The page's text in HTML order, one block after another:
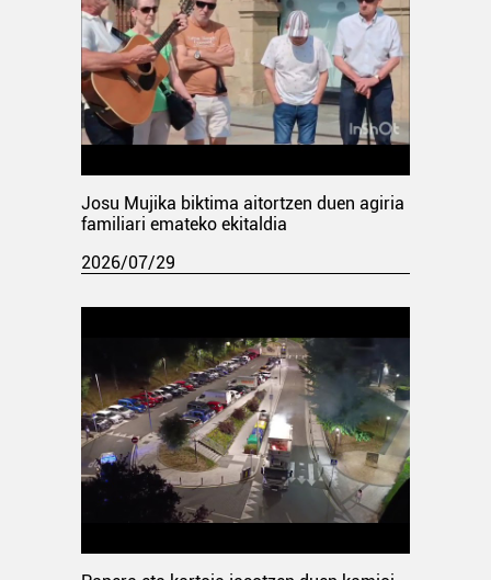
Josu Mujika biktima aitortzen duen agiria
familiari emateko ekitaldia
2026/07/29